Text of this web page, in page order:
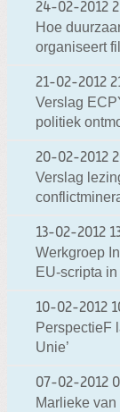
24-02-2012
Hoe
organiseert
21-02-2012
Verslag
politiek
20-02-2012
Verslag
13-02-2012
Werkgroep
EU-scripta
10-02-2012
PerspectieF
Unie’
07-02-2012
Marlieke